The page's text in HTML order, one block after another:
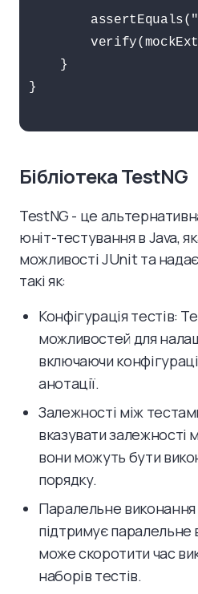
    }
}
Бібліотека TestNG
TestNG - це
юніт-тестування в Java,
можливості JUnit та
такі як:
Конфігурація тестів:
можливостей для
включаючи
анотації.
Залежності між
вказувати залежності
вони можуть бути
порядку.
Паралельне виконання
підтримує паралельне
може скоротити час
наборів тестів.